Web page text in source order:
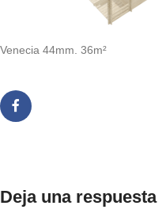
Venecia 44mm. 36m²
Deja una respuesta